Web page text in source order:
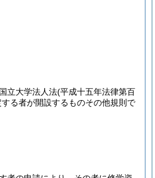
立大学法人法(平成十五年法律第百
る者が開設するものその他規則で